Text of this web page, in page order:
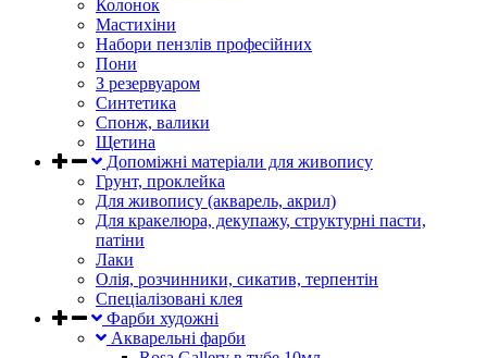
Колонок
Мастихіни
Набори пензлів професійних
Пони
З резервуаром
Синтетика
Спонж, валики
Щетина
Допоміжні матеріали для живопису
Грунт, проклейка
Для живопису (акварель, акрил)
Для кракелюра, декупажу, структурні пасти,
патіни
Лаки
Олія, розчинники, сикатив, терпентін
Спеціалізовані клея
Фарби художні
Акварельні фарби